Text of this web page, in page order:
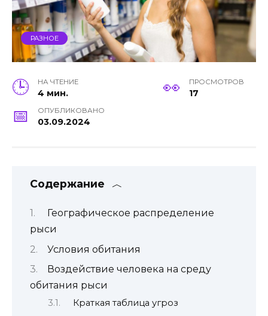
РАЗНОЕ
НА ЧТЕНИЕ
4 мин.
ПРОСМОТРОВ
17
ОПУБЛИКОВАНО
03.09.2024
Содержание
Географическое распределение
рыси
Условия обитания
Воздействие человека на среду
обитания рыси
Краткая таблица угроз